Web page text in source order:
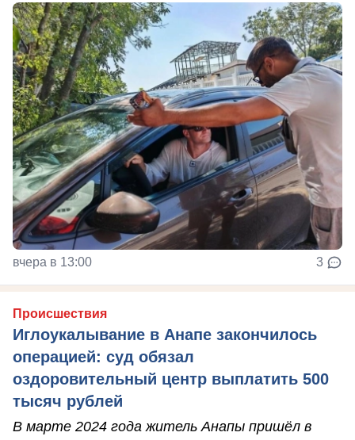
вчера в 13:00 3
Происшествия
Иглоукалывание в Анапе закончилось
операцией: суд обязал
оздоровительный центр выплатить 500
тысяч рублей
В марте 2024 года житель Анапы пришёл в